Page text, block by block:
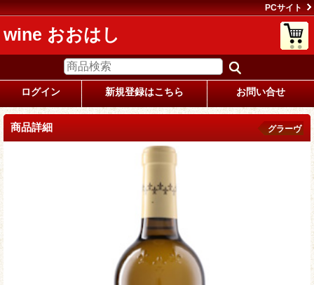
PCサイト
wine おおはし
ログイン 新規登録はこちら お問い合せ
商品詳細 グラーヴ